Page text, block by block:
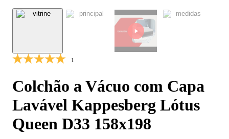
1
Colchão a Vácuo com Capa
Lavável Kappesberg Lótus
Queen D33 158x198